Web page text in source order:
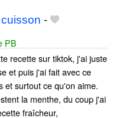
-
PB
recette sur tiktok, j'ai juste
et puis j'ai fait avec ce
et surtout ce qu'on aime.
la menthe, du coup j'ai
fraîcheur,